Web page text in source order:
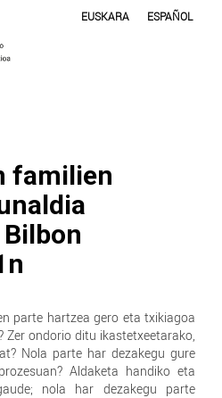
EUSKARA ESPAÑOL
familien
parte hartzea gero eta txikiagoa
Zer ondorio ditu ikastetxeetarako,
Nola parte har dezakegu gure
Aldaketa handiko eta
nola har dezakegu parte